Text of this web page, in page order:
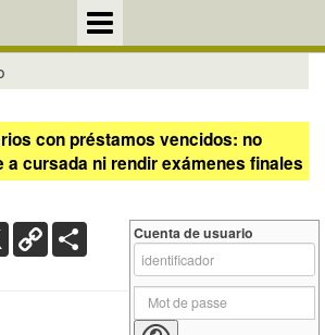
con préstamos vencidos: no
cursada ni rendir exámenes finales
X Copy
Link
Cuenta de usuario